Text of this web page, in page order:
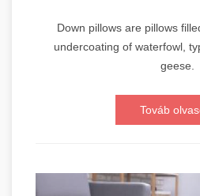
Down pillows are pillows
undercoating of waterfowl,
geese.
Továb